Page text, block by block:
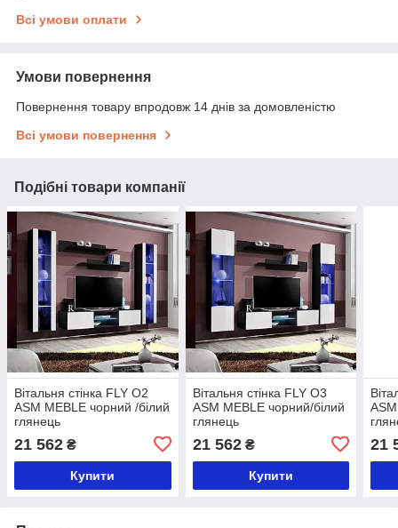
Всі умови оплати
Умови повернення
Повернення товару впродовж 14 днів за домовленістю
Всі умови повернення
Подібні товари компанії
Вітальня стінка FLY O2
ASM MEBLE чорний /білий
глянець
21 562 ₴
Купити
Вітальня стінка FLY O3
ASM MEBLE чорний/білий
глянець
21 562₴
Купити
21